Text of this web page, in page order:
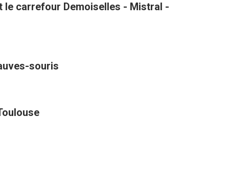
le carrefour Demoiselles - Mistral -
souris